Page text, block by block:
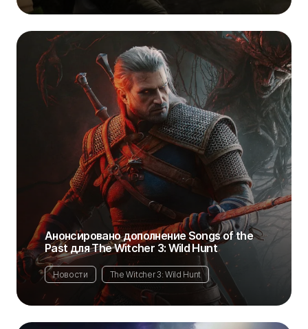
Анонсировано дополнение Songs of the
Past для The Witcher 3: Wild Hunt
Новости The Witcher 3: Wild Hunt